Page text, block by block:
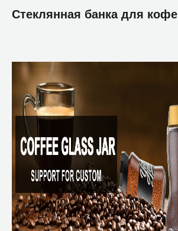
Стеклянная банка для кофе